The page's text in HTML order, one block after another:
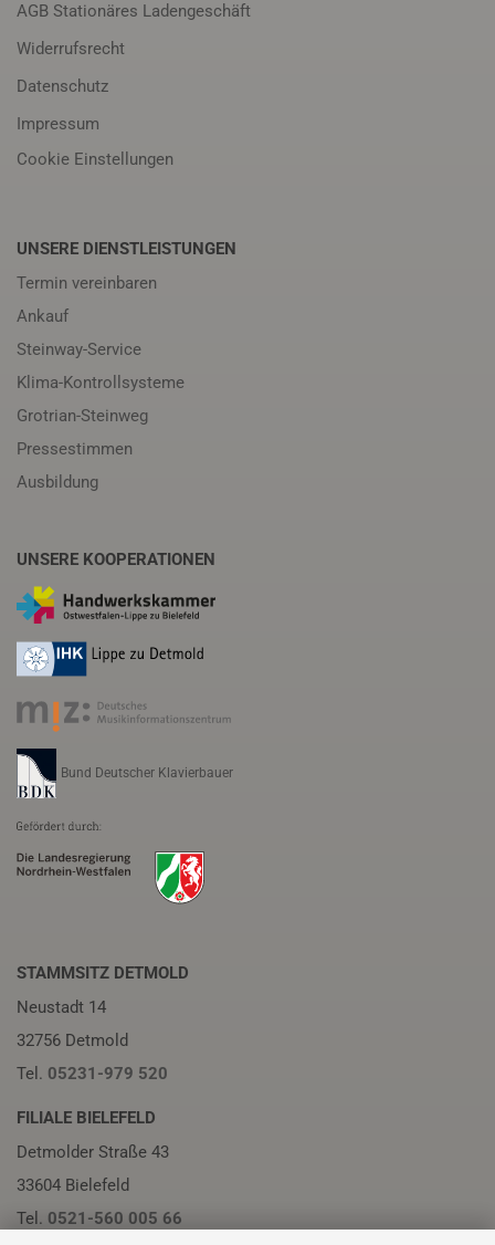
AGB Stationäres Ladengeschäft
Widerrufsrecht
Datenschutz
Impressum
Cookie Einstellungen
UNSERE DIENSTLEISTUNGEN
Termin vereinbaren
Ankauf
Steinway-Service
Klima-Kontrollsysteme
Grotrian-Steinweg
Pressestimmen
Ausbildung
UNSERE KOOPERATIONEN
Bund Deutscher Klavierbauer
STAMMSITZ DETMOLD
Neustadt 14
32756 Detmold
Tel. 05231-979 520
FILIALE BIELEFELD
Detmolder Straße 43
33604 Bielefeld
Tel. 0521-560 005 66